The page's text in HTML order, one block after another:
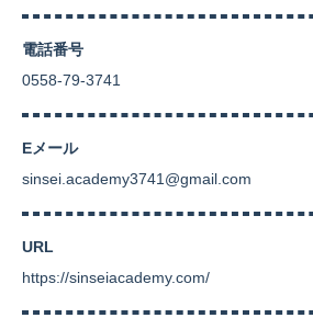
電話番号
0558-79-3741
Eメール
sinsei.academy3741@gmail.com
URL
https://sinseiacademy.com/